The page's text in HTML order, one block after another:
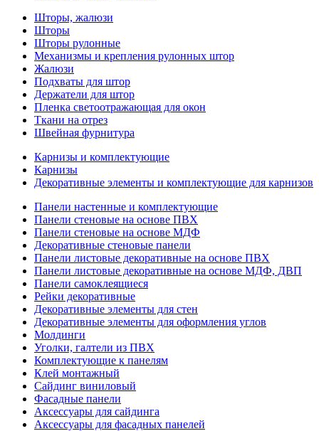
Шторы, жалюзи
Шторы
Шторы рулонные
Механизмы и крепления рулонных штор
Жалюзи
Подхваты для штор
Держатели для штор
Пленка светоотражающая для окон
Ткани на отрез
Швейная фурнитура
Карнизы и комплектующие
Карнизы
Декоративные элементы и комплектующие для карнизов
Панели настенные и комплектующие
Панели стеновые на основе ПВХ
Панели стеновые на основе МДФ
Декоративные стеновые панели
Панели листовые декоративные на основе ПВХ
Панели листовые декоративные на основе МДФ, ДВП
Панели самоклеящиеся
Рейки декоративные
Декоративные элементы для стен
Декоративные элементы для оформления углов
Молдинги
Уголки, галтели из ПВХ
Комплектующие к панелям
Клей монтажный
Сайдинг виниловый
Фасадные панели
Аксессуары для сайдинга
Аксессуары для фасадных панелей